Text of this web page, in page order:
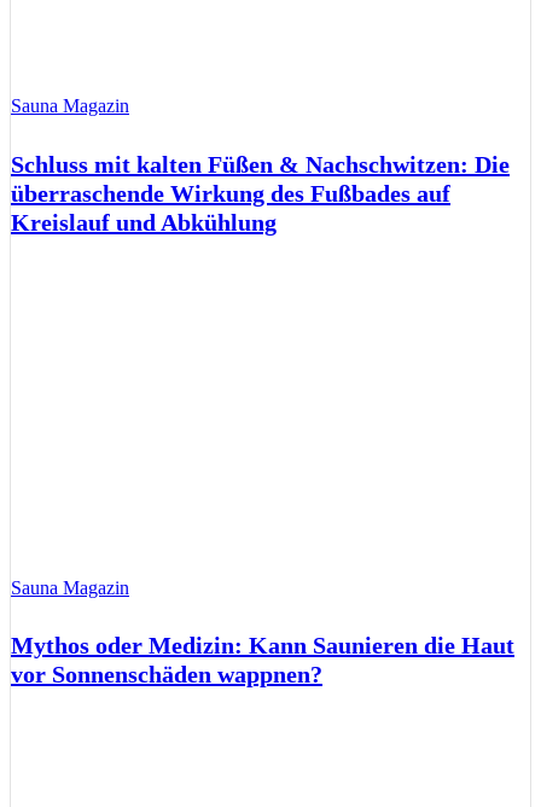
Sauna Magazin
Schluss mit kalten Füßen & Nachschwitzen: Die
überraschende Wirkung des Fußbades auf
Kreislauf und Abkühlung
Sauna Magazin
Mythos oder Medizin: Kann Saunieren die Haut
vor Sonnenschäden wappnen?